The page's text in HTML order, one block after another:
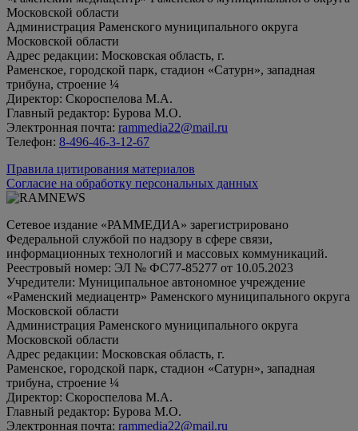
Московской области
Администрация Раменского муниципального округа
Московской области
Адрес редакции: Московская область, г.
Раменское, городской парк, стадион «Сатурн», западная
трибуна, строение ¼
Директор: Скороспелова М.А.
Главный редактор: Бурова М.О.
Электронная почта: rammedia22@mail.ru
Телефон: 8-496-46-3-12-67
Правила цитирования материалов
Согласие на обработку персональных данных
Сетевое издание «РАММЕДИА» зарегистрировано
Федеральной службой по надзору в сфере связи,
информационных технологий и массовых коммуникаций.
Реестровый номер: ЭЛ № ФС77-85277 от 10.05.2023
Учредители: Муниципальное автономное учреждение
«Раменский медиацентр» Раменского муниципального округа
Московской области
Администрация Раменского муниципального округа
Московской области
Адрес редакции: Московская область, г.
Раменское, городской парк, стадион «Сатурн», западная
трибуна, строение ¼
Директор: Скороспелова М.А.
Главный редактор: Бурова М.О.
Электронная почта: rammedia22@mail.ru